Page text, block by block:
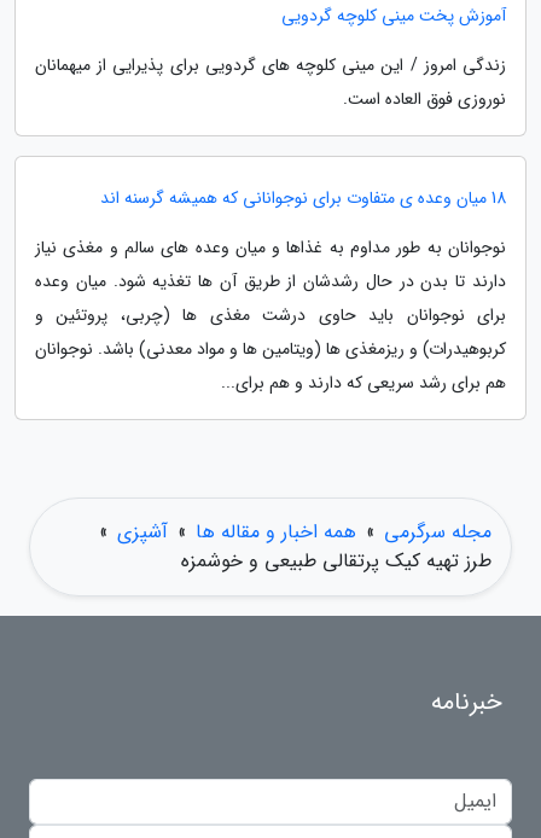
آموزش پخت مینی کلوچه گردویی
زندگی امروز / این مینی کلوچه های گردویی برای پذیرایی از میهمانان
نوروزی فوق العاده است.
18 میان وعده ی متفاوت برای نوجوانانی که همیشه گرسنه اند
نوجوانان به طور مداوم به غذاها و میان وعده های سالم و مغذی نیاز
دارند تا بدن در حال رشدشان از طریق آن ها تغذیه شود. میان وعده
برای نوجوانان باید حاوی درشت مغذی ها (چربی، پروتئین و
کربوهیدرات) و ریزمغذی ها (ویتامین ها و مواد معدنی) باشد. نوجوانان
هم برای رشد سریعی که دارند و هم برای...
مجله سرگرمی » همه اخبار و مقاله ها » آشپزی »
طرز تهیه کیک پرتقالی طبیعی و خوشمزه
خبرنامه